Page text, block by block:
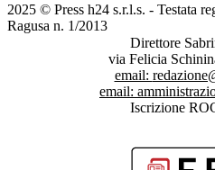
2025 © Press h24 s.r.l.s. - Testata
Ragusa n. 1/2013
Direttore
via Felicia
email:
email:
Iscrizione